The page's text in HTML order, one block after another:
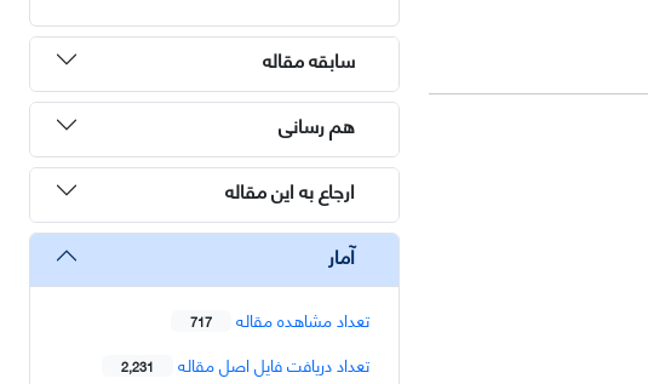
سابقه مقاله
هم رسانی
ارجاع به این مقاله
آمار
تعداد مشاهده مقاله 717
تعداد دریافت فایل اصل مقاله 2,231